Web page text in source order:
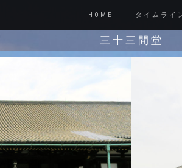
HOME タイムライ
三十三間堂